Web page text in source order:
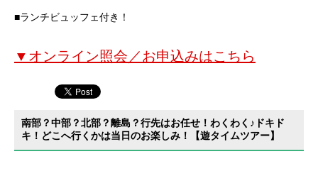
■ランチビュッフェ付き！
▼オンライン照会／お申込みはこちら
南部？中部？北部？離島？行先はお任せ！わくわく♪ドキド
キ！どこへ行くかは当日のお楽しみ！【遊タイムツアー】